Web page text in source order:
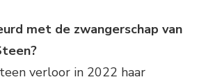
met de zwangerschap van
verloor in 2022 haar